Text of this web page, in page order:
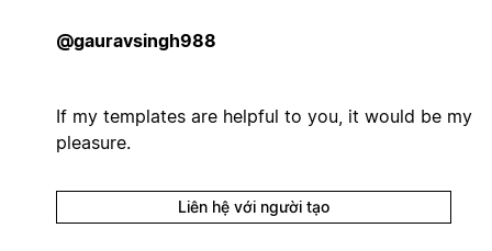
@gauravsingh988
If my templates are helpful to you, it would be my
pleasure.
Liên hệ với người tạo